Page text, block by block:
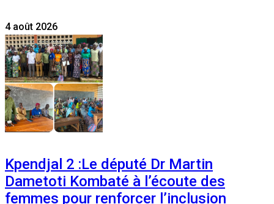
4 août 2026
Kpendjal 2 :Le député Dr Martin
Dametoti Kombaté à l’écoute des
femmes pour renforcer l’inclusion